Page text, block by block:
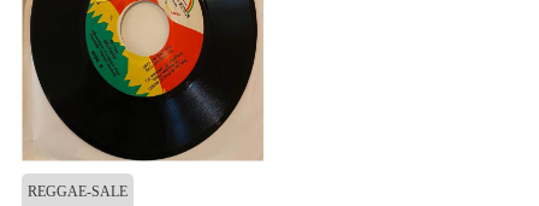
REGGAE-SALE